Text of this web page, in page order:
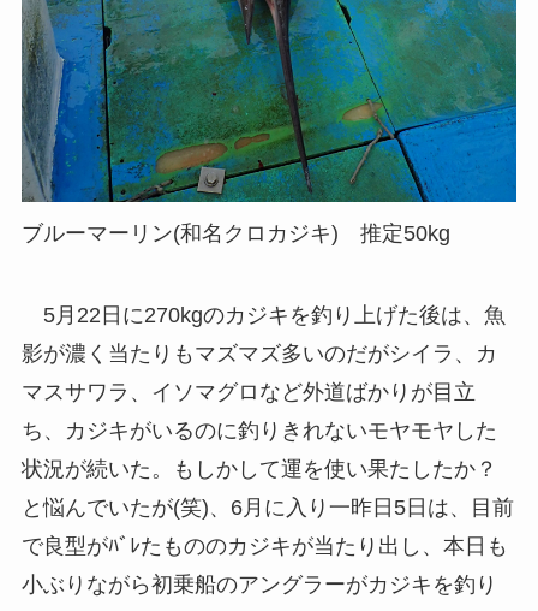
ブルーマーリン(和名クロカジキ) 推定50kg
5月22日に270kgのカジキを釣り上げた後は、魚
影が濃く当たりもマズマズ多いのだがシイラ、カ
マスサワラ、イソマグロなど外道ばかりが目立
ち、カジキがいるのに釣りきれないモヤモヤした
状況が続いた。もしかして運を使い果たしたか？
と悩んでいたが(笑)、6月に入り一昨日5日は、目前
で良型がﾊﾞﾚたもののカジキが当たり出し、本日も
小ぶりながら初乗船のアングラーがカジキを釣り